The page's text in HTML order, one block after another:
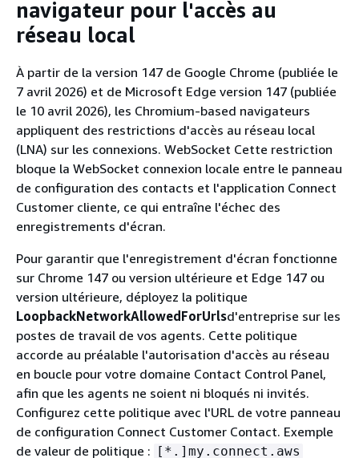
navigateur pour l'accès au
réseau local
À partir de la version 147 de Google Chrome (publiée le
7 avril 2026) et de Microsoft Edge version 147 (publiée
le 10 avril 2026), les Chromium-based navigateurs
appliquent des restrictions d'accès au réseau local
(LNA) sur les connexions. WebSocket Cette restriction
bloque la WebSocket connexion locale entre le panneau
de configuration des contacts et l'application Connect
Customer cliente, ce qui entraîne l'échec des
enregistrements d'écran.
Pour garantir que l'enregistrement d'écran fonctionne
sur Chrome 147 ou version ultérieure et Edge 147 ou
version ultérieure, déployez la politique
LoopbackNetworkAllowedForUrlsd'entreprise sur les
postes de travail de vos agents. Cette politique
accorde au préalable l'autorisation d'accès au réseau
en boucle pour votre domaine Contact Control Panel,
afin que les agents ne soient ni bloqués ni invités.
Configurez cette politique avec l'URL de votre panneau
de configuration Connect Customer Contact. Exemple
de valeur de politique : [*.]my.connect.aws